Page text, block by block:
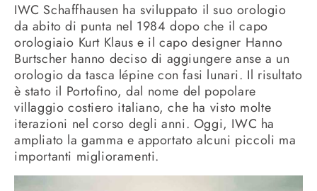
IWC Schaffhausen ha sviluppato il suo orologio
da abito di punta nel 1984 dopo che il capo
orologiaio Kurt Klaus e il capo designer Hanno
Burtscher hanno deciso di aggiungere anse a un
orologio da tasca lépine con fasi lunari. Il risultato
è stato il Portofino, dal nome del popolare
villaggio costiero italiano, che ha visto molte
iterazioni nel corso degli anni. Oggi, IWC ha
ampliato la gamma e apportato alcuni piccoli ma
importanti miglioramenti.